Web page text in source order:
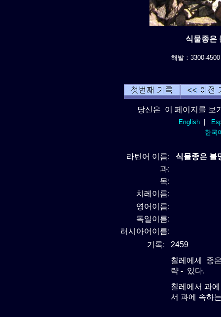
식물종은
해발：3300-
당신은 이 페이지를 보
English|
한국
라틴어 이름:
식물종은 불
과:
목:
치레이름:
영어이름:
독일이름:
러시아어이름:
기록:
2459
칠레에세 종
략 - 있다.
칠레에서 과
서 과에 속하